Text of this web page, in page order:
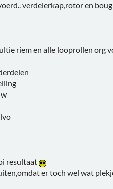
verdelerkap,rotor en
riem en alle looprollen org
resultaat
er toch wel wat